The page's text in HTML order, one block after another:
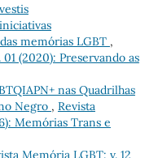
memórias LGBT ,
(2020): Preservando as
nas Quadrilhas
Negro , Revista
Memórias Trans e
Memória LGBT: v. 12